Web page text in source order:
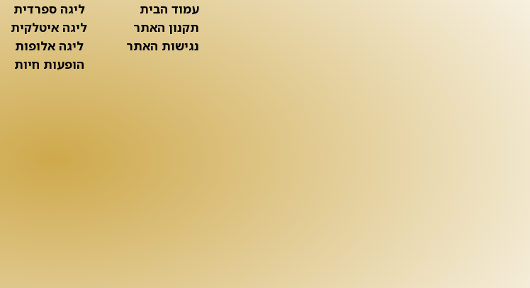
עמוד הבית
תקנון האתר
נגישות האתר
ליגה ספרדית
ליגה איטלקית
ליגה אלופות
הופעות חיות